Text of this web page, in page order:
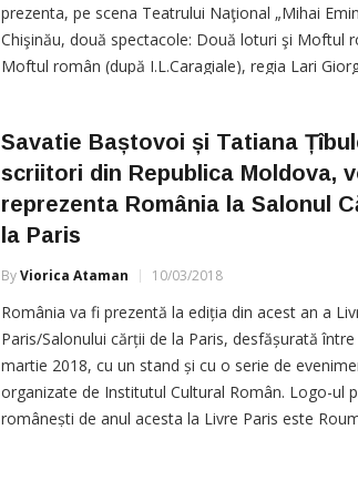
prezenta, pe scena Teatrului Naţional „Mihai
Chişinău, două spectacole: Două loturi şi Moftul
Moftul român (după I.L.Caragiale), regia Lari
Savatie Baștovoi și Tatiana
scriitori din Republica Moldova,
reprezenta România la Salonul
la Paris
ByViorica Ataman 10/03/2018
România va fi prezentă la ediția din acest an a
Paris/Salonului cărții de la Paris, desfășurată între
martie 2018, cu un stand și cu o serie de
organizate de Institutul Cultural Român. Logo-ul
românești de anul acesta la Livre Paris este